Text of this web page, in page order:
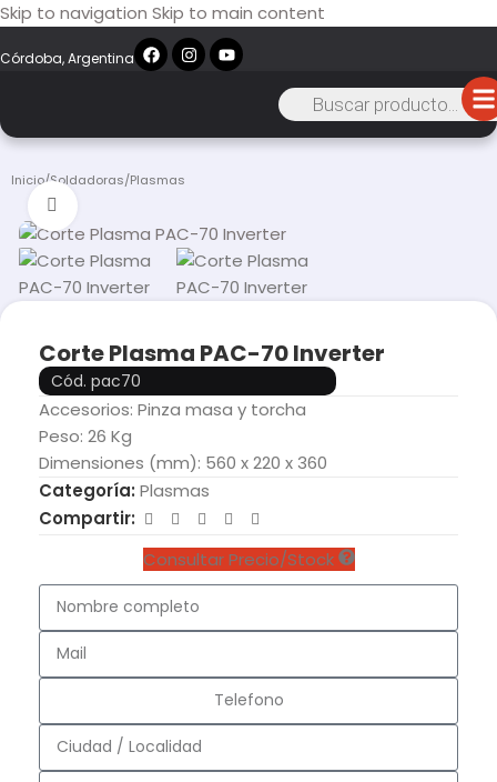
Skip to navigation Skip to main content
Córdoba, Argentina
Inicio/Soldadoras/Plasmas
Corte Plasma PAC-70 Inverter
Cód. pac70
Accesorios: Pinza masa y torcha
Peso: 26 Kg
Dimensiones (mm): 560 x 220 x 360
Categoría: Plasmas
Compartir:
Consultar Precio/Stock